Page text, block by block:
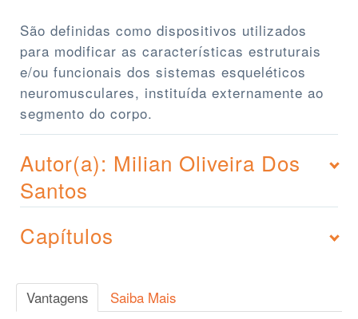
São definidas como dispositivos utilizados
para modificar as características estruturais
e/ou funcionais dos sistemas esqueléticos
neuromusculares, instituída externamente ao
segmento do corpo.
Autor(a): Milian Oliveira Dos
Santos
Capítulos
Vantagens Saiba Mais